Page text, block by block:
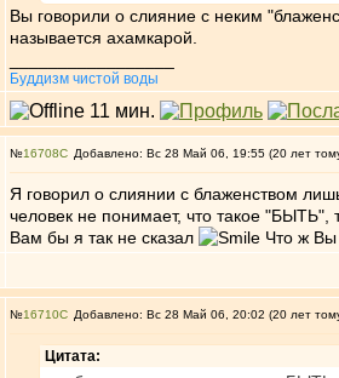
Вы говорили о слияние с неким
называется ахамкарой.
Буддизм чистой воды
№16708 Добавлено: Вс 28 Май 06, 19:55 (20 лет
Я говорил о слиянии с блаженством
человек не понимает, что такое "БЫТЬ",
Вам бы я так не сказал
Что ж Вы
№16710 Добавлено: Вс 28 Май 06, 20:02 (20 лет
Цитата: